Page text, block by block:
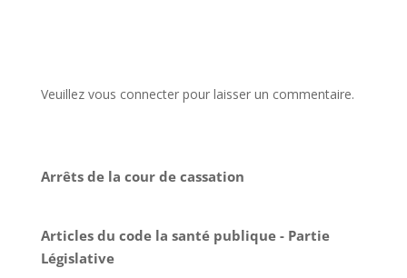
Veuillez vous connecter pour laisser un commentaire.
Arrêts de la cour de cassation
Articles du code la santé publique - Partie
Législative